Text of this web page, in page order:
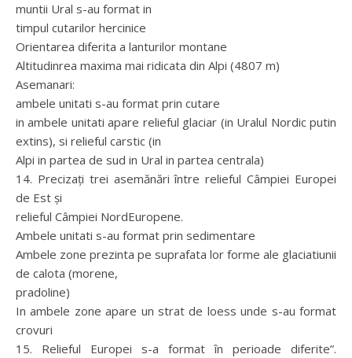
muntii Ural s-au format in
timpul cutarilor hercinice
Orientarea diferita a lanturilor montane
Altitudinrea maxima mai ridicata din Alpi (4807 m)
Asemanari:
ambele unitati s-au format prin cutare
in ambele unitati apare relieful glaciar (in Uralul Nordic putin
extins), si relieful carstic (in
Alpi in partea de sud in Ural in partea centrala)
14. Precizaţi trei asemănări între relieful Câmpiei Europei
de Est şi
relieful Câmpiei NordEuropene.
Ambele unitati s-au format prin sedimentare
Ambele zone prezinta pe suprafata lor forme ale glaciatiunii
de calota (morene,
pradoline)
In ambele zone apare un strat de loess unde s-au format
crovuri
15. Relieful Europei s-a format în perioade diferite”.